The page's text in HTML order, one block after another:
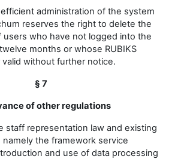
administration of the system
reserves the right to delete the
users who have not logged into the
months or whose RUBIKS
without further notice.
§ 7
of other regulations
staff representation law and existing
the framework service
and use of data processing